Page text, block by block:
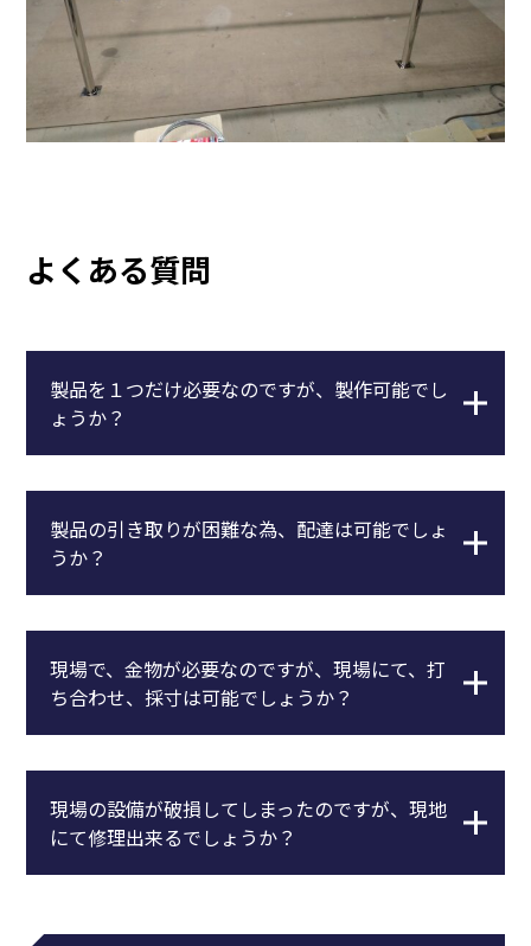
よくある質問
製品を１つだけ必要なのですが、製作可能でし
ょうか？
製品の引き取りが困難な為、配達は可能でしょ
うか？
現場で、金物が必要なのですが、現場にて、打
ち合わせ、採寸は可能でしょうか？
現場の設備が破損してしまったのですが、現地
にて修理出来るでしょうか？